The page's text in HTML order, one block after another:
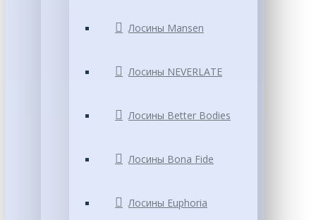
Лосины Mansen
Лосины NEVERLATE
Лосины Better Bodies
Лосины Bona Fide
Лосины Euphoria